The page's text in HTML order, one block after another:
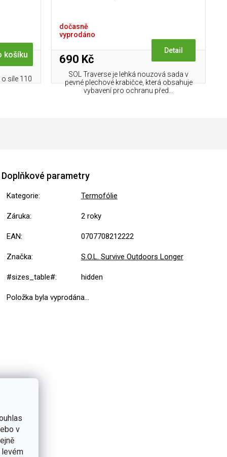
v
levém
košíku
síle 110
dočasně
vyprodáno
690 Kč
Detail
SOL Traverse je lehká nouzová sada v
pevné plechové krabičce, která obsahuje
vybavení pro ochranu před...
Doplňkové parametry
Kategorie: Termofólie
Záruka: 2 roky
EAN: 0707708212222
Značka: S.O.L. Survive Outdoors Longer
#sizes_table#: hidden
Položka byla vyprodána…